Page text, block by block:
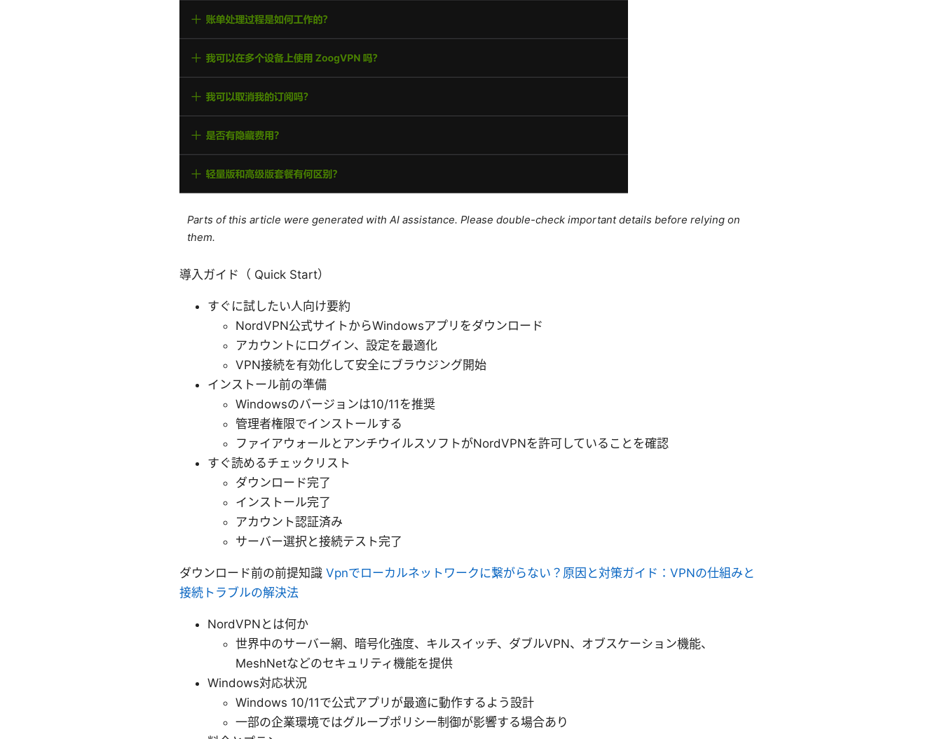
Parts of this article were generated with AI assistance. Please double-check important details before relying on
them.
導入ガイド（ Quick Start）
すぐに試したい人向け要約
NordVPN公式サイトからWindowsアプリをダウンロード
アカウントにログイン、設定を最適化
VPN接続を有効化して安全にブラウジング開始
インストール前の準備
Windowsのバージョンは10/11を推奨
管理者権限でインストールする
ファイアウォールとアンチウイルスソフトがNordVPNを許可していることを確認
すぐ読めるチェックリスト
ダウンロード完了
インストール完了
アカウント認証済み
サーバー選択と接続テスト完了
ダウンロード前の前提知識 Vpnでローカルネットワークに繋がらない？原因と対策ガイド：VPNの仕組みと
接続トラブルの解決法
NordVPNとは何か
世界中のサーバー網、暗号化強度、キルスイッチ、ダブルVPN、オブスケーション機能、
MeshNetなどのセキュリティ機能を提供
Windows対応状況
Windows 10/11で公式アプリが最適に動作するよう設計
一部の企業環境ではグループポリシー制御が影響する場合あり